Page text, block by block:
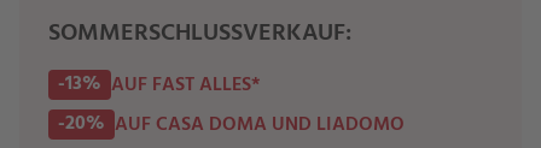
SOMMERSCHLUSSVERKAUF:
-13% AUF FAST ALLES*
-20% AUF CASA DOMA UND LIADOMO